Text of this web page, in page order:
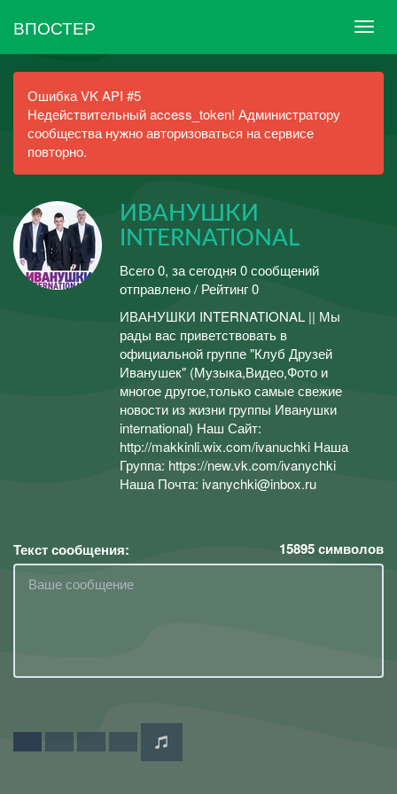
ВПОСТЕР
Ошибка VK API #5
Недействительный access_token! Администратору
сообщества нужно авторизоваться на сервисе
повторно.
ИВАНУШКИ
INTERNATIONAL
Всего 0, за сегодня 0 сообщений
отправлено / Рейтинг 0
ИВАНУШКИ INTERNATIONAL || Мы
рады вас приветствовать в
официальной группе "Клуб Друзей
Иванушек" (Музыка,Видео,Фото и
многое другое,только самые свежие
новости из жизни группы Иванушки
international) Наш Сайт:
http://makkinli.wix.com/ivanuchki Наша
Группа: https://new.vk.com/ivanychki
Наша Почта: ivanychki@inbox.ru
Текст сообщения: 15895символов